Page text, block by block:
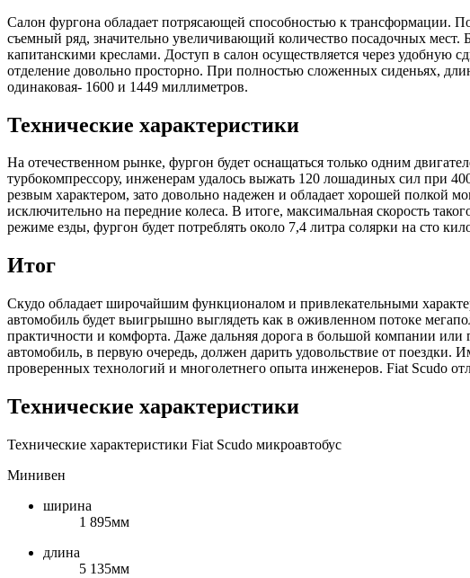
Салон фургона обладает потрясающей способностью к трансформации.
съемный ряд, значительно увеличивающий количество посадочных мест.
капитанскими креслами. Доступ в салон осуществляется через
отделение довольно просторно. При полностью сложенных сиденьях,
одинаковая- 1600 и 1449 миллиметров.
Технические характеристики
На отечественном рынке, фургон будет оснащаться только одним
турбокомпрессору, инженерам удалось выжать 120 лошадиных сил при
резвым характером, зато довольно надежен и обладает хорошей полкой
исключительно на передние колеса. В итоге, максимальная скорость
режиме езды, фургон будет потреблять около 7,4 литра солярки на сто
Итог
Скудо обладает широчайшим функционалом и привлекательными
автомобиль будет выигрышно выглядеть как в оживленном потоке
практичности и комфорта. Даже дальняя дорога в большой компании
автомобиль, в первую очередь, должен дарить удовольствие от
проверенных технологий и многолетнего опыта инженеров. Fiat Scudo
Технические характеристики
Технические характеристики Fiat Scudo микроавтобус
Минивен
ширина
1 895мм
длина
5 135мм